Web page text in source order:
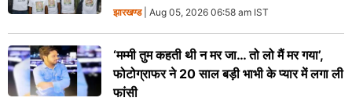
झारखण्ड| Aug 05, 2026 06:58 am IST
‘मम्मी तुम कहती थी न मर जा… तो लो मैं मर गया’,
फोटोग्राफर ने 20 साल बड़ी भाभी के प्यार में लगा ली
फांसी